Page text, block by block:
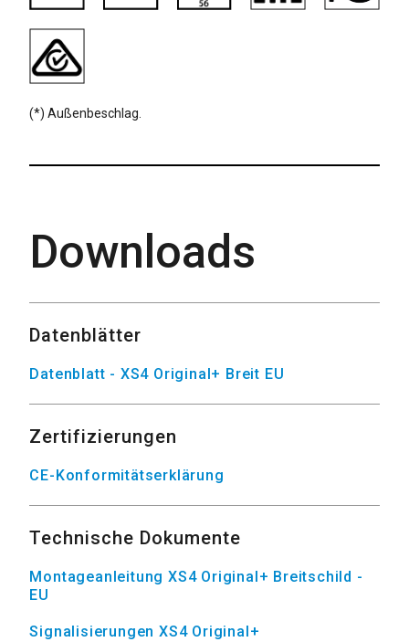
(*) Außenbeschlag.
Downloads
Datenblätter
Datenblatt - XS4 Original+ Breit EU
Zertifizierungen
CE-Konformitätserklärung
Technische Dokumente
Montageanleitung XS4 Original+ Breitschild -
EU
Signalisierungen XS4 Original+